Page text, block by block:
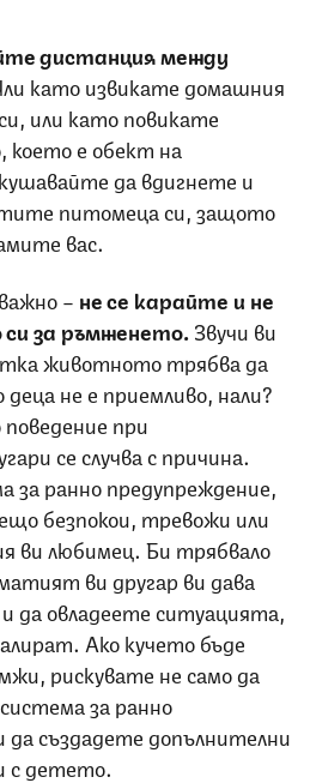
дистанция между
като извикате домашния
или като повикате
което е обект на
да вдигнете и
питомеца си, защото
вас.
– не се карайте и не
за ръмженето. Звучи ви
животното трябва да
не е приемливо, нали?
при
се случва с причина.
ранно предупреждение,
безпокои, тревожи или
ви любимец. Би трябвало
ви другар ви дава
да овладеете ситуацията,
Ако кучето бъде
рискувате не само да
за ранно
да създадете допълнителни
с детето.